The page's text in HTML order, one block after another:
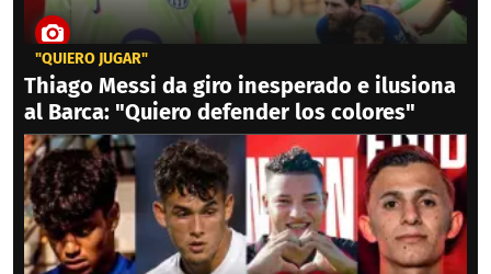
"QUIERO JUGAR"
Thiago Messi da giro inesperado e ilusiona
al Barca: "Quiero defender los colores"